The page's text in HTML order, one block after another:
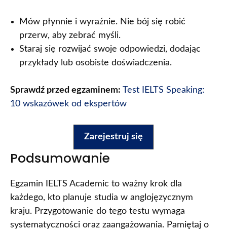
Mów płynnie i wyraźnie. Nie bój się robić
przerw, aby zebrać myśli.
Staraj się rozwijać swoje odpowiedzi, dodając
przykłady lub osobiste doświadczenia.
Sprawdź przed egzaminem: Test IELTS Speaking:
10 wskazówek od ekspertów
Zarejestruj się
Podsumowanie
Egzamin IELTS Academic to ważny krok dla
każdego, kto planuje studia w anglojęzycznym
kraju. Przygotowanie do tego testu wymaga
systematyczności oraz zaangażowania. Pamiętaj o